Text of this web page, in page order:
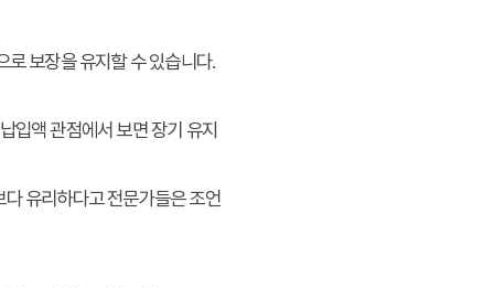
보장을 유지할 수 있습니다.
입액 관점에서 보면 장기 유지
유리하다고 전문가들은 조언